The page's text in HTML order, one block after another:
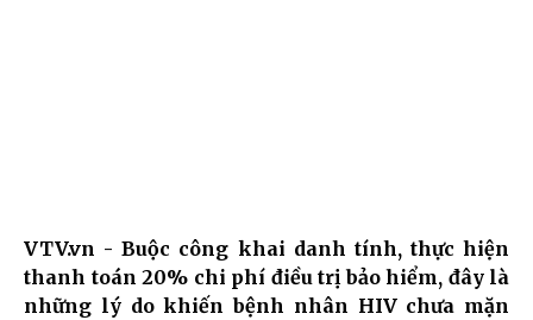
VTV.vn - Buộc công khai danh tính, thực hiện
thanh toán 20% chi phí điều trị bảo hiểm, đây là
những lý do khiến bệnh nhân HIV chưa mặn